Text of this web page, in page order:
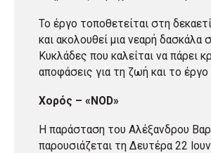
Το έργο τοποθετείται στη
και ακολουθεί μια νεαρή δασκάλα
Κυκλάδες που καλείται να πάρει
αποφάσεις για τη ζωή και το έργο
Χορός – «NOD»
Η παράσταση του Αλέξανδρου
παρουσιάζεται τη Δευτέρα 22